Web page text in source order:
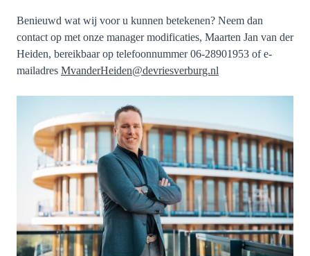
Benieuwd wat wij voor u kunnen betekenen? Neem dan
contact op met onze manager modificaties, Maarten Jan van der
Heiden, bereikbaar op telefoonnummer 06-28901953 of e-
mailadres MvanderHeiden@devriesverburg.nl